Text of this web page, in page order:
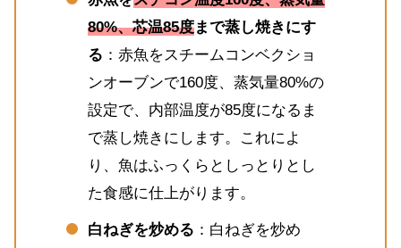
80%、芯温85度まで蒸し焼きにす
る ：赤魚をスチームコンベクショ
ンオーブンで160度、蒸気量80%の
設定で、内部温度が85度になるま
で蒸し焼きにします。これによ
り、魚はふっくらとしっとりとし
た食感に仕上がります。
白ねぎを炒める ：白ねぎを炒め